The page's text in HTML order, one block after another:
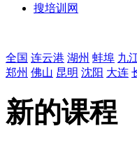
搜培训网
全国 连云港 湖州 蚌埠 九
郑州 佛山 昆明 沈阳 大连
新的课程